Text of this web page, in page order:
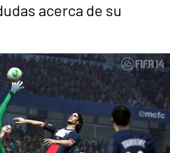
acerca de su